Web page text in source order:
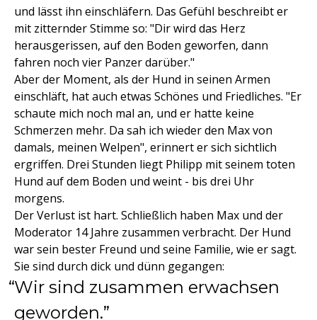
und lässt ihn einschläfern. Das Gefühl beschreibt er
mit zitternder Stimme so: "Dir wird das Herz
herausgerissen, auf den Boden geworfen, dann
fahren noch vier Panzer darüber."
Aber der Moment, als der Hund in seinen Armen
einschläft, hat auch etwas Schönes und Friedliches. "Er
schaute mich noch mal an, und er hatte keine
Schmerzen mehr. Da sah ich wieder den Max von
damals, meinen Welpen", erinnert er sich sichtlich
ergriffen. Drei Stunden liegt Philipp mit seinem toten
Hund auf dem Boden und weint - bis drei Uhr
morgens.
Der Verlust ist hart. Schließlich haben Max und der
Moderator 14 Jahre zusammen verbracht. Der Hund
war sein bester Freund und seine Familie, wie er sagt.
Sie sind durch dick und dünn gegangen:
Wir sind zusammen erwachsen
geworden.